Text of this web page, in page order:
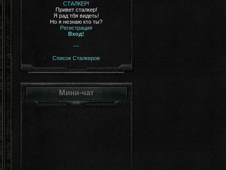
СТАЛКЕР!
Привет сталкер!
Я рад тбя видеть!
Но я незнаю кто ты?
Регистрация
Вход!
---
Список Сталкеров
Мини-чат